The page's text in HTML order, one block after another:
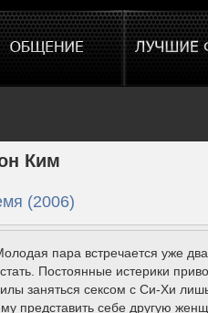
Ким
(2006)
пара встречается уже
Постоянные истерики
заняться сексом с Си-Хи
представить себе другую